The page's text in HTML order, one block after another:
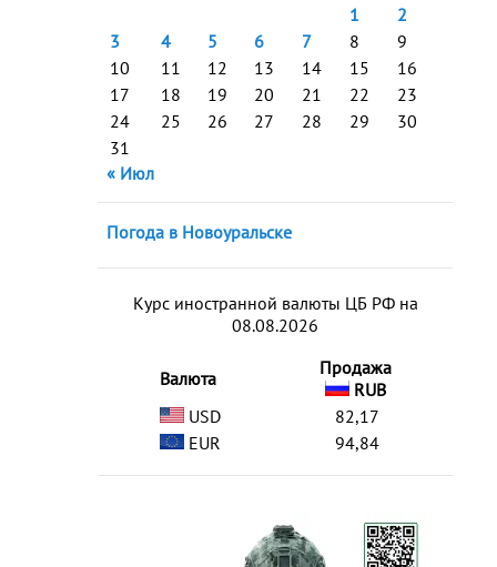
1
2
3
4 5 6 7 8
9
10
11 12 13 14 15
16
17
18 19 20 21 22
23
24
25 26 27 28 29
30
31
« Июл
Погода в Новоуральске
Курс иностранной валюты ЦБ РФ на
08.08.2026
Валюта
Продажа
RUB
USD
82,17
EUR
94,84